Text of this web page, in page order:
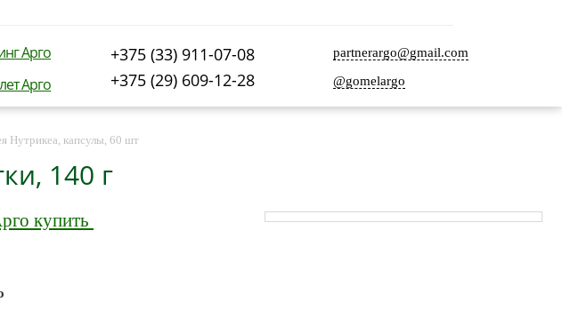
Арго
Арго
partnerargo@gmail.com
@gomelargo
+375 (33) 911-07-08
+375 (29) 609-12-28
Нутрикеа, капсулы, 60 шт
140 г
купить